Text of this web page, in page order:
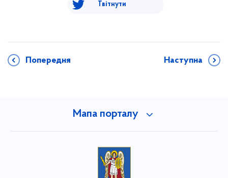
Твітнути
Попередня Наступна
Мапа порталу